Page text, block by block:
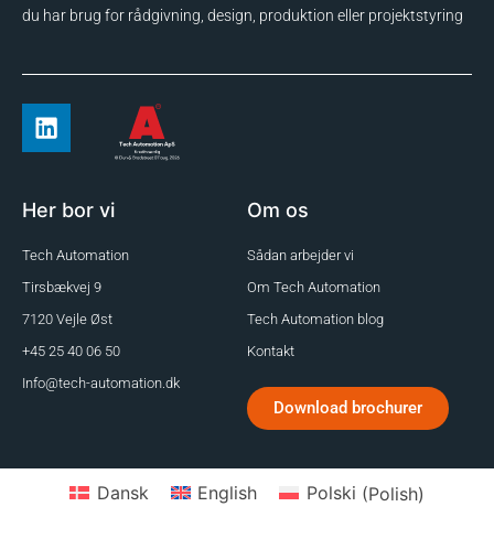
du har brug for rådgivning, design, produktion eller projektstyring
Her bor vi
Tech Automation
Tirsbækvej 9
7120 Vejle Øst
+45 25 40 06 50
Info@tech-automation.dk
Om os
Sådan arbejder vi
Om Tech Automation
Tech Automation blog
Kontakt
Download brochurer
Dansk English Polski (Polish)